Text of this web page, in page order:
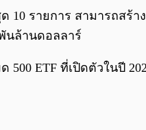
10 รายการ สามารถสร้
นล้านดอลลาร์
ETF ที่เปิดตัวในปี